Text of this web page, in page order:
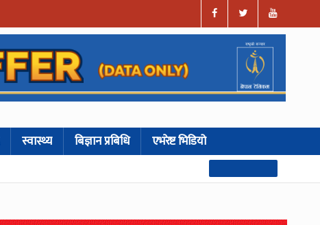
स्वास्थ्य बिज्ञान प्रबिधि एभरेष्ट भिडियो